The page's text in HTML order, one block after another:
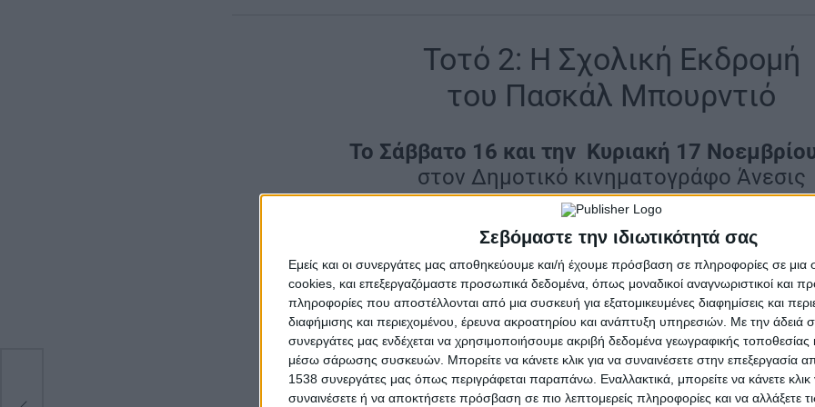
Σεβόμαστε την ιδιωτικότητά σας
Εμείς και οι συνεργάτες μας αποθηκεύουμε και/ή έχουμε πρόσβαση σε πληροφορίες σε
cookies, και επεξεργαζόμαστε προσωπικά δεδομένα, όπως μοναδικοί αναγνωριστικοί και
πληροφορίες που αποστέλλονται από μια συσκευή για εξατομικευμένες διαφημίσεις και
διαφήμισης και περιεχομένου, έρευνα ακροατηρίου και ανάπτυξη υπηρεσιών. Με την άδειά
συνεργάτες μας ενδέχεται να χρησιμοποιήσουμε ακριβή δεδομένα γεωγραφικής τοποθεσίας
μέσω σάρωσης συσκευών. Μπορείτε να κάνετε κλικ για να συναινέσετε στην επεξεργασία
1538 συνεργάτες μας όπως περιγράφεται παραπάνω. Εναλλακτικά, μπορείτε να κάνετε κλικ
συναινέσετε ή να αποκτήσετε πρόσβαση σε πιο λεπτομερείς πληροφορίες και να αλλάξετε
Τοτό 2: Η Σχολική Εκδρομή
του Πασκάλ Μπουρντιό
Το Σάββατο 16 και την Κυριακή 17
στον Δημοτικό κινηματογράφο Άνεσις
Δεύτερη live action ταινία με τον Τοτό, με ακόμη
Η ταινία θα προβάλλεται μεταγλωττισμένη στα
Ώρα προβολής:4:00 το μεσημέρι